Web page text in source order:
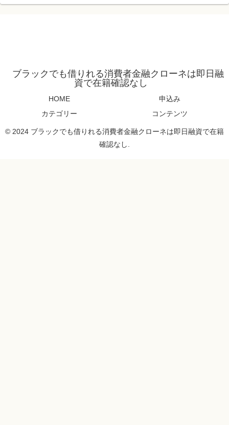
ブラックでも借りれる消費者金融クローネは即日融
資で在籍確認なし
HOME
申込み
カテゴリー
コンテンツ
© 2024 ブラックでも借りれる消費者金融クローネは即日融資で在籍
確認なし.